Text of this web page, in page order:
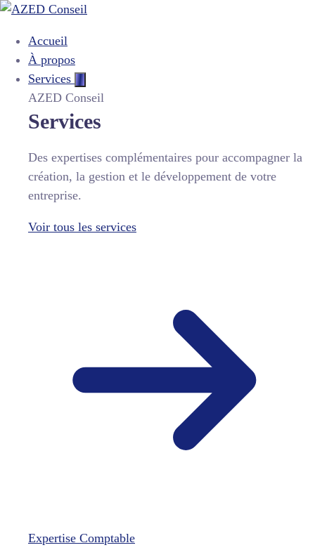
Accueil
À propos
Services
AZED Conseil
Services
Des expertises complémentaires pour accompagner la
création, la gestion et le développement de votre
entreprise.
Voir tous les services
Expertise Comptable